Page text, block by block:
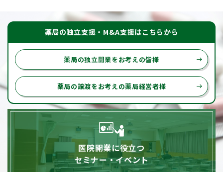
薬局の独立支援・M&A支援はこちらから
薬局の独立開業をお考えの皆様 east
薬局の譲渡をお考えの薬局経営者様 east
医院開業に役立つ
セミナー・イベント